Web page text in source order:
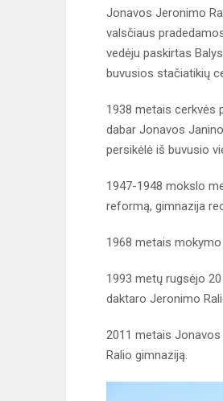
Jonavos Jeronimo
valsčiaus
vedėju paskirtas
buvusios stačiatikių
1938 metais cerkvės
dabar Jonavos
persikėlė iš buvusio
1947-1948 mokslo
reformą, gimnazija
1968 metais
1993 metų rugsėjo
daktaro Jeronimo
2011 metais
Ralio gimnaziją.